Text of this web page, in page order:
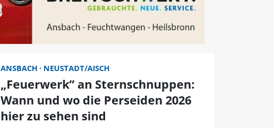
ANSBACH NEUSTADT/AISCH
„Feuerwerk” an Sternschnuppen:
Wann und wo die Perseiden 2026
hier zu sehen sind